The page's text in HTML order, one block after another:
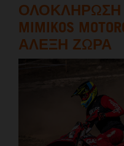
ΟΛΟΚΛΗΡΩΣΗ
MIMIKOS
ΑΛΕΞΗ ΖΩΡΑ